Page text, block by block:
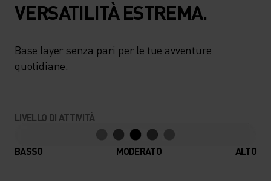
VERSATILITÀ ESTREMA.
Base layer senza pari per le tue avventure
quotidiane.
LIVELLO DI ATTIVITÀ
BASSO MODERATO ALTO